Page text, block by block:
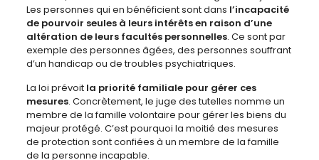
Les personnes qui en bénéficient sont dans l’incapacité
de pourvoir seules à leurs intérêts en raison d’une
altération de leurs facultés personnelles. Ce sont par
exemple des personnes âgées, des personnes souffrant
d’un handicap ou de troubles psychiatriques.
La loi prévoit la priorité familiale pour gérer ces
mesures. Concrètement, le juge des tutelles nomme un
membre de la famille volontaire pour gérer les biens du
majeur protégé. C’est pourquoi la moitié des mesures
de protection sont confiées à un membre de la famille
de la personne incapable.